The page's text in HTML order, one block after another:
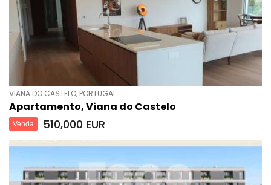
VIANA DO CASTELO, PORTUGAL
Apartamento, Viana do Castelo
Venda 510,000 EUR